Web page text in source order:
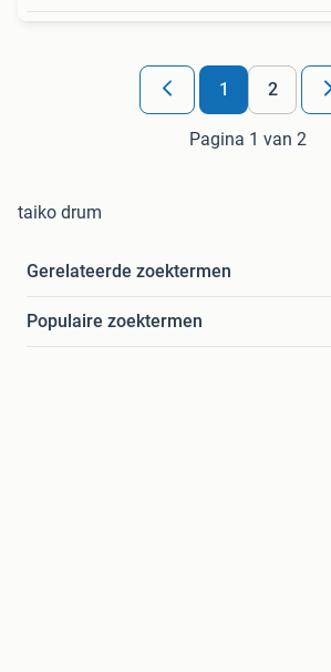
1 2
Pagina 1 van 2
taiko drum
Gerelateerde zoektermen
Populaire zoektermen